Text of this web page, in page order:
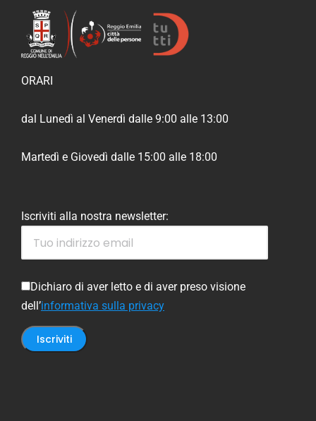
ORARI
dal Lunedì al Venerdì dalle 9:00 alle 13:00
Martedì e Giovedì dalle 15:00 alle 18:00
Iscriviti alla nostra newsletter:
Dichiaro di aver letto e di aver preso visione
dell’informativa sulla privacy